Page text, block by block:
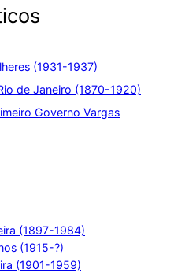
(1931-1937)
de Janeiro (1870-1920)
Governo Vargas
(1897-1984)
(1915-?)
(1901-1959)